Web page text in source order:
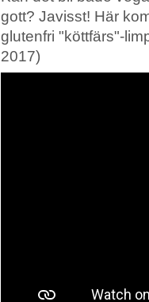
gott? Javisst! Här
glutenfri "köttfärs"-
2017)